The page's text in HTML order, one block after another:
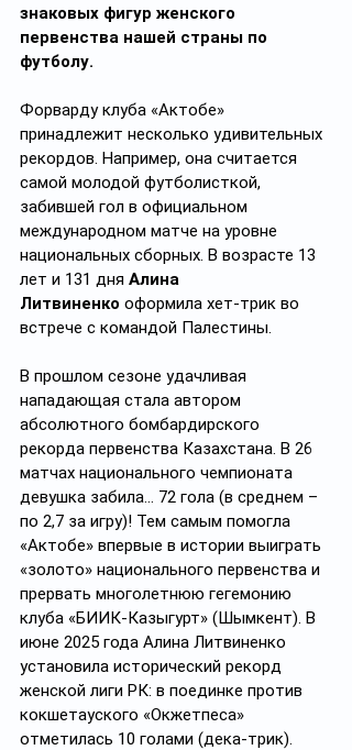
знаковых фигур женского
первенства нашей страны по
футболу.
Форварду клуба «Актобе»
принадлежит несколько удивительных
рекордов. Например, она считается
самой молодой футболисткой,
забившей гол в официальном
международном матче на уровне
национальных сборных. В возрасте 13
лет и 131 дня Алина
Литвиненко оформила хет-трик во
встрече с командой Палестины.
В прошлом сезоне удачливая
нападающая стала автором
абсолютного бомбардирского
рекорда первенства Казахстана. В 26
матчах национального чемпионата
девушка забила… 72 гола (в среднем –
по 2,7 за игру)! Тем самым помогла
«Актобе» впервые в истории выиграть
«золото» национального первенства и
прервать многолетнюю гегемонию
клуба «БИИК-Казыгурт» (Шымкент). В
июне 2025 года Алина Литвиненко
установила исторический рекорд
женской лиги РК: в поединке против
кокшетауского «Окжетпеса»
отметилась 10 голами (дека-трик).